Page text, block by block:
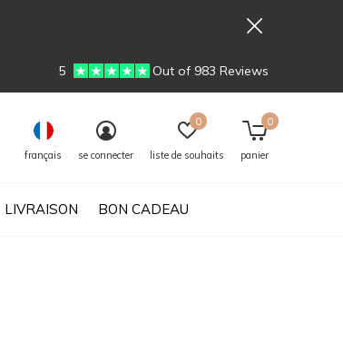
LIVRAISON BON CADEAU
français se connecter liste de souhaits
0
panier
0
5 Out of 983 Reviews